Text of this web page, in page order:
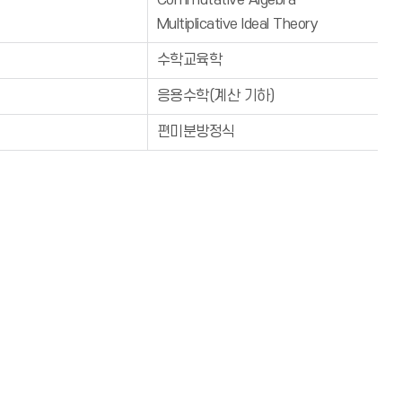
Multiplicative Ideal Theory
수학교육학
응용수학(계산 기하)
편미분방정식